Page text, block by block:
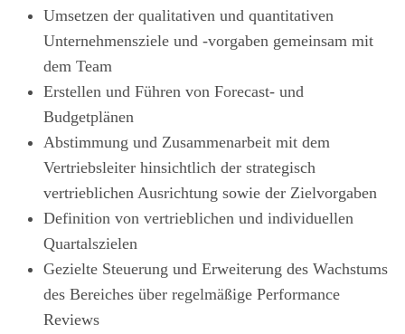
Umsetzen der qualitativen und quantitativen
Unternehmensziele und -vorgaben gemeinsam mit
dem Team
Erstellen und Führen von Forecast- und
Budgetplänen
Abstimmung und Zusammenarbeit mit dem
Vertriebsleiter hinsicht­lich der strategisch
vertrieblichen Ausrichtung sowie der Zielvorgaben
Definition von vertrieblichen und individuellen
Quartalszielen
Gezielte Steuerung und Erweiterung des Wachstums
des Bereiches über regelmäßige Performance
Reviews